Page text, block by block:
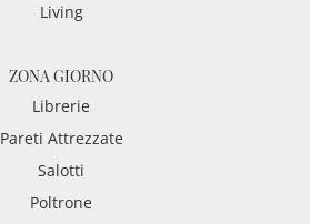
Living
ZONA GIORNO
Librerie
Pareti Attrezzate
Salotti
Poltrone